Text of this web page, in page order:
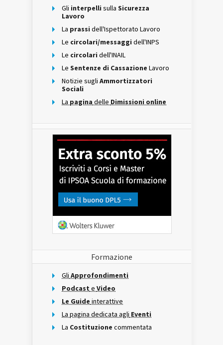
Gli interpelli sulla Sicurezza
Lavoro
La prassi dell'Ispettorato Lavoro
Le circolari/messaggi dell'INPS
Le circolari dell'INAIL
Le Sentenze di Cassazione Lavoro
Notizie sugli Ammortizzatori
Sociali
La pagina delle Dimissioni online
Formazione
Gli Approfondimenti
Podcast e Video
Le Guide interattive
La pagina dedicata agli Eventi
La Costituzione commentata